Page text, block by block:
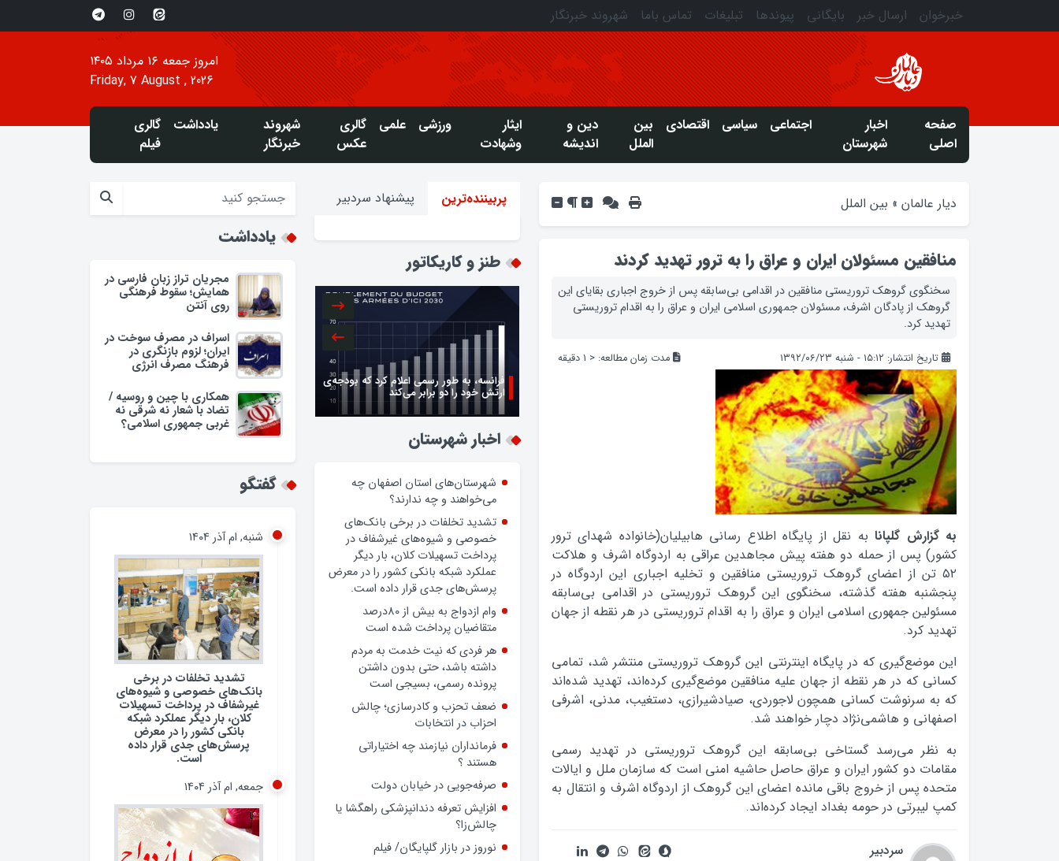
خبرخوان ارسال خبر بایگانی پیوندها تبلیغات تماس باما شهروند خبرنگار
امروز جمعه ۱۶ مرداد ۱۴۰۵
Friday, 7 August , 2026
صفحه
اصلی
اخبار
شهرستان
اجتماعی سیاسی اقتصادی
بین
الملل
دین و
اندیشه
ایثار
وشهادت
ورزشی علمی
گالری
عکس
شهروند
خبرنگار
یادداشت
گالری
فیلم
دیار عالمان » بین الملل
منافقین مسئولان ایران و عراق را به ترور تهدید کردند
سخنگوی گروهک تروریستی منافقین در اقدامی بی‌سابقه پس از خروج اجباری بقایای این
گروهک از پادگان اشرف، مسئولان جمهوری اسلامی ایران و عراق را به اقدام تروریستی
تهدید کرد.
تاریخ انتشار: ۱۵:۱۲ - شنبه ۱۳۹۲/۰۶/۲۳ مدت زمان مطالعه: < 1 دقیقه
به گزارش گلپانابه نقل از پایگاه اطلاع رسانی هابیلیان(خانواده شهدای ترور
کشور) پس از حمله دو هفته پیش مجاهدین عراقی به اردوگاه اشرف و هلاکت
۵۲ تن از اعضای گروهک تروریستی منافقین و تخلیه اجباری این اردوگاه در
پنجشنبه هفته گذشته، سخنگوی این گروهک تروریستی در اقدامی بی‌سابقه
مسئولین جمهوری اسلامی ایران و عراق را به اقدام تروریستی در هر نقطه از جهان
تهدید کرد.
این موضع‌گیری که در پایگاه اینترنتی این گروهک تروریستی منتشر شد، تمامی
کسانی که در هر نقطه از جهان علیه منافقین موضع‌گیری کرده‌اند، تهدید شده‌اند
که به سرنوشت کسانی همچون لاجوردی، صیادشیرازی، دستغیب، مدنی، اشرفی
اصفهانی و هاشمی‌نژاد دچار خواهند شد.
به نظر می‌رسد گستاخی بی‌سابقه این گروهک تروریستی در تهدید رسمی
مقامات دو کشور ایران و عراق حاصل حاشیه امنی است که سازمان ملل و ایالات
متحده پس از خروج باقی مانده اعضای این گروهک از اردوگاه اشرف و انتقال به
کمپ لیبرتی در حومه بغداد ایجاد کرده‌اند.
سردبیر
پربیننده‌ترین پیشنهاد سردبیر
طنز و کاریکاتور
فرانسه، به طور رسمی اعلام کرد که بودجه‌ی
ارتش خود را دو برابر می‌کند
اخبار شهرستان
شهرستان‌های استان اصفهان چه
می‌خواهند و چه ندارند؟
تشدید تخلفات در برخی بانک‌های
خصوصی و شیوه‌های غیرشفاف در
پرداخت تسهیلات کلان، بار دیگر
عملکرد شبکه بانکی کشور را در معرض
پرسش‌های جدی قرار داده است.
وام ازدواج به بیش از 80درصد
متقاضیان پرداخت شده است
هر فردی که نیت خدمت به مردم
داشته باشد، حتی بدون داشتن
پرونده رسمی، بسیجی است
ضعف تحزب و کادرسازی؛ چالش
احزاب در انتخابات
فرمانداران نیازمند چه اختیاراتی
هستند ؟
صرفه‌جویی در خیابان دولت
افزایش تعرفه دندانپزشکی راهگشا یا
چالش‌زا؟
نوروز در بازار گلپایگان/ فیلم
یادداشت
مجریان تراز زبان فارسی در
همایش؛ سقوط فرهنگی
روی آنتن
اسراف در مصرف سوخت در
ایران؛ لزوم بازنگری در
فرهنگ مصرف انرژی
همکاری با چین و روسیه /
تضاد با شعار نه شرقی نه
غربی جمهوری اسلامی؟
گفتگو
شنبه, ام آذر ۱۴۰۴
تشدید تخلفات در برخی
بانک‌های خصوصی و شیوه‌های
غیرشفاف در پرداخت تسهیلات
کلان، بار دیگر عملکرد شبکه
بانکی کشور را در معرض
پرسش‌های جدی قرار داده
است.
جمعه, ام آذر ۱۴۰۴